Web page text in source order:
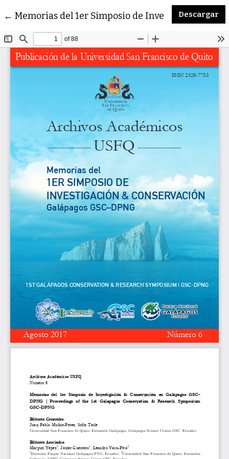
←Volver a los detalles del artículo
Memorias del 1er Simposio de Investigación &
Descargar